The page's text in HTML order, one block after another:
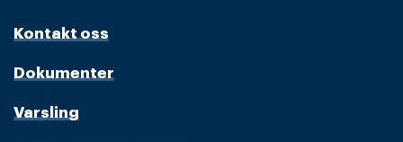
Kontakt oss
Dokumenter
Varsling